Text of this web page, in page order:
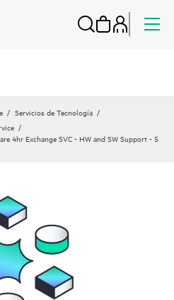
Servicios de Tecnología
4hr Exchange SVC - HW and SW Support - 5